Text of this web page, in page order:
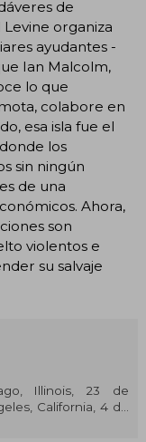
de
organiza
ayudantes -
Ian Malcolm,
lo que
colabore en
esa isla fue el
los
sin ningún
de una
Ahora,
son
violentos e
su salvaje
Illinois, 23 de
California, 4 de
escritor, guionista,